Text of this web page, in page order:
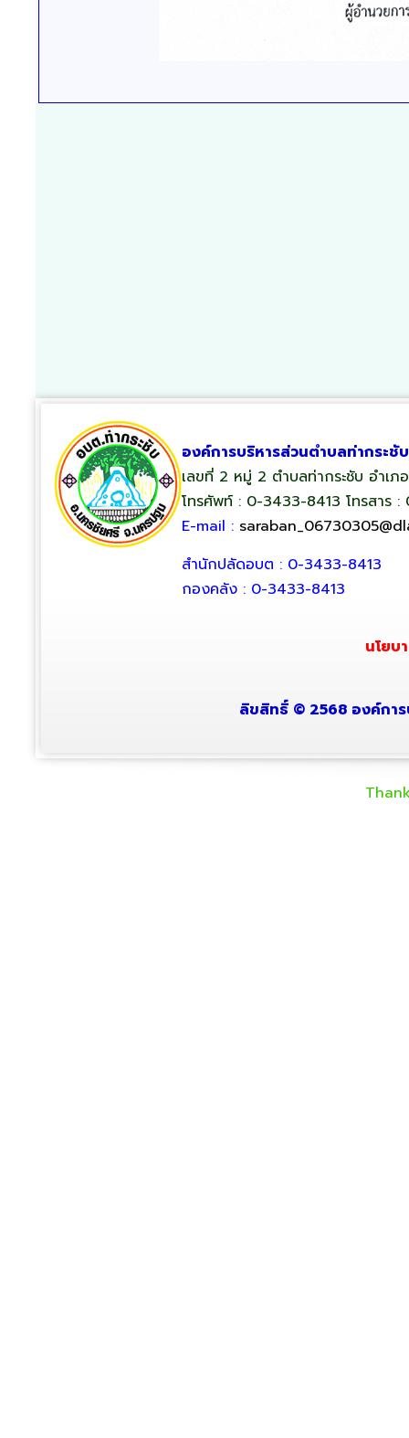
องค์การบริหารส่วนตำบลท่ากระชับ
เลขที่ 2 หมู่ 2 ตำบลท่ากระชับ อำเ
โทรศัพท์ : 0-3433-8413 โทรสาร
E-mail :
สำนักปลัดอบต : 0-3433-8413
กองคลัง : 0-3433-8413
นโยบ
ลิขสิทธิ์ © 2568 องค์กา